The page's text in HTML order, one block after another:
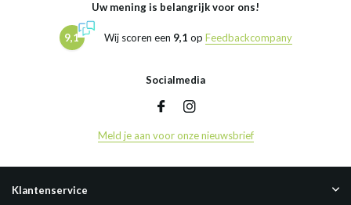
Uw mening is belangrijk voor ons!
9,1 Wij scoren een 9,1 op Feedbackcompany
Socialmedia
Meld je aan voor onze nieuwsbrief
Klantenservice